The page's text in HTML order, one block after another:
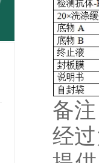
备
经